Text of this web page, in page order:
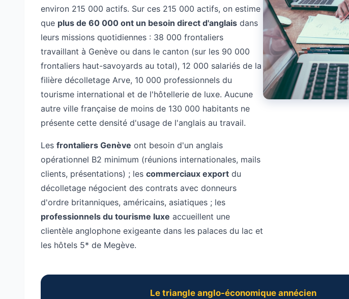
environ 215 000 actifs. Sur ces 215 000 actifs, on estime
que plus de 60 000 ont un besoin direct d'anglais dans
leurs missions quotidiennes : 38 000 frontaliers
travaillant à Genève ou dans le canton (sur les 90 000
frontaliers haut-savoyards au total), 12 000 salariés de la
filière décolletage Arve, 10 000 professionnels du
tourisme international et de l'hôtellerie de luxe. Aucune
autre ville française de moins de 130 000 habitants ne
présente cette densité d'usage de l'anglais au travail.
Les frontaliers Genève ont besoin d'un anglais
opérationnel B2 minimum (réunions internationales, mails
clients, présentations) ; les commerciaux export du
décolletage négocient des contrats avec donneurs
d'ordre britanniques, américains, asiatiques ; les
professionnels du tourisme luxe accueillent une
clientèle anglophone exigeante dans les palaces du lac et
les hôtels 5* de Megève.
Le triangle anglo-économique annécien